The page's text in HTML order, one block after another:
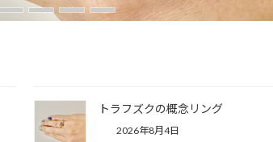
トラフズクの概念リング
2026年8月4日